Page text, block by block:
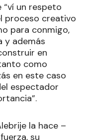
“ví un respeto
proceso creativo
para conmigo,
y además
en
como
en este caso
espectador
la hace –
su